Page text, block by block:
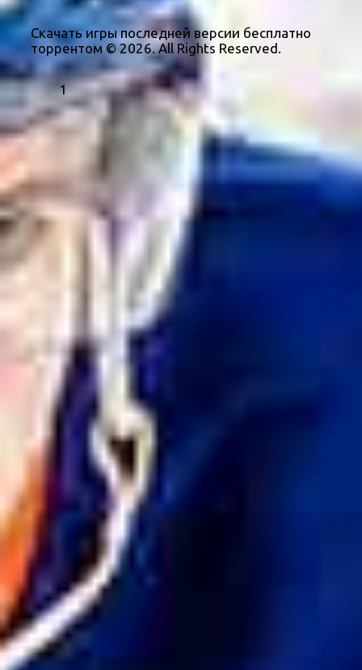
Скачать игры последней версии бесплатно
торрентом © 2026. All Rights Reserved.
1